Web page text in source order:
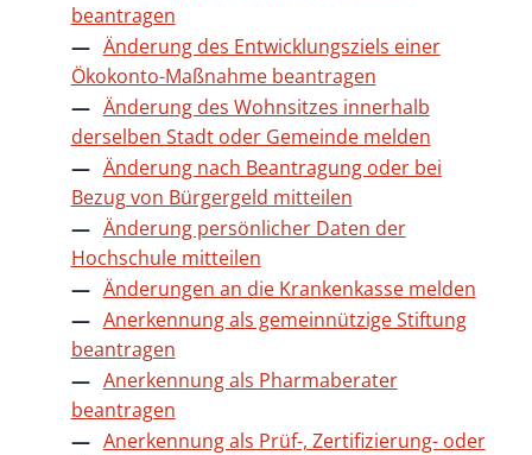
beantragen
Änderung des Entwicklungsziels einer
Ökokonto-Maßnahme beantragen
Änderung des Wohnsitzes innerhalb
derselben Stadt oder Gemeinde melden
Änderung nach Beantragung oder bei
Bezug von Bürgergeld mitteilen
Änderung persönlicher Daten der
Hochschule mitteilen
Änderungen an die Krankenkasse melden
Anerkennung als gemeinnützige Stiftung
beantragen
Anerkennung als Pharmaberater
beantragen
Anerkennung als Prüf-, Zertifizierung- oder